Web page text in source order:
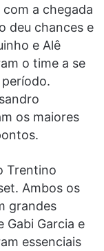
a chegada
deu chances e
e Alê
o time a se
os maiores
Trentino
Ambos os
grandes
Gabi Garcia e
essenciais